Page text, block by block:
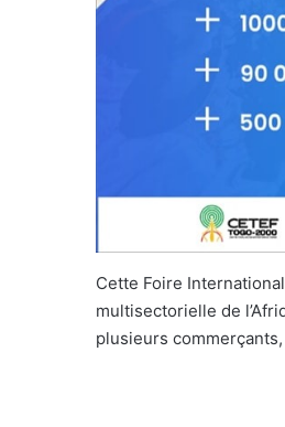
Cette Foire
multisectorielle de
plusieurs